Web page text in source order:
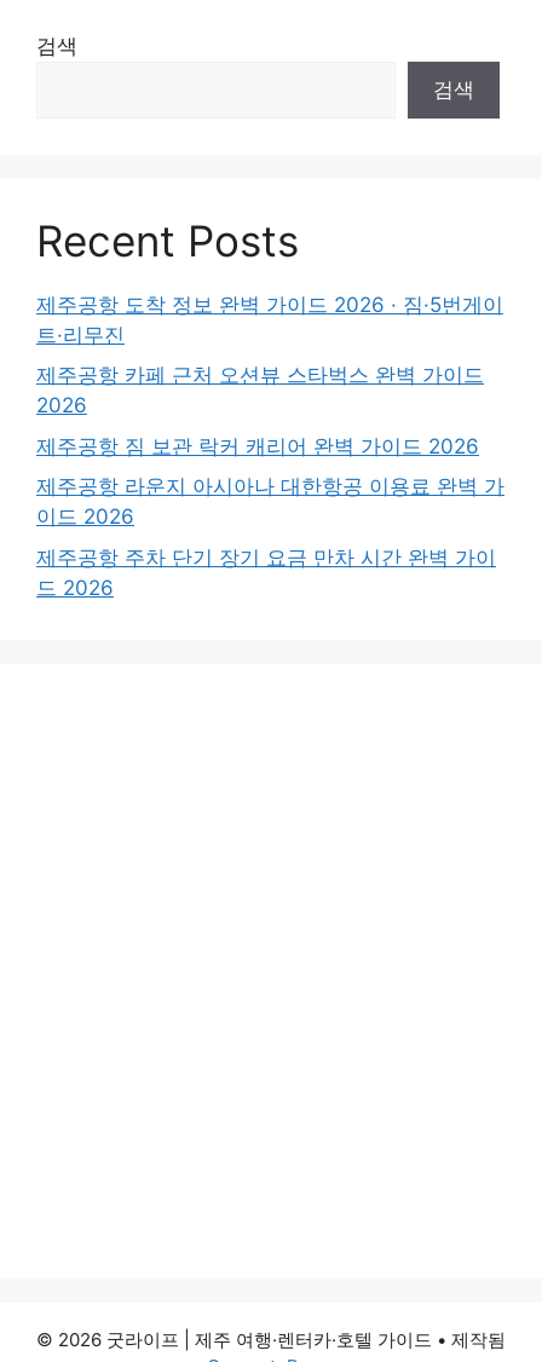
검색
검색
Recent Posts
제주공항 도착 정보 완벽 가이드 2026 · 짐·5번게이
트·리무진
제주공항 카페 근처 오션뷰 스타벅스 완벽 가이드
2026
제주공항 짐 보관 락커 캐리어 완벽 가이드 2026
제주공항 라운지 아시아나 대한항공 이용료 완벽 가
이드 2026
제주공항 주차 단기 장기 요금 만차 시간 완벽 가이
드 2026
© 2026 굿라이프 | 제주 여행·렌터카·호텔 가이드 • 제작됨